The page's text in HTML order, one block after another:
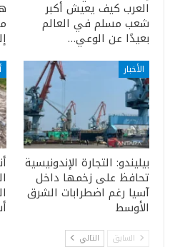
العرب كيف يعيش أكبر
شعب مسلم في العالم
بعيدًا عن الوعي…
الأخبار
بيليندو: التجارة الإندونيسية
تحافظ على زخمها داخل
آسيا رغم اضطرابات الشرق
الأوسط
السابق التالي